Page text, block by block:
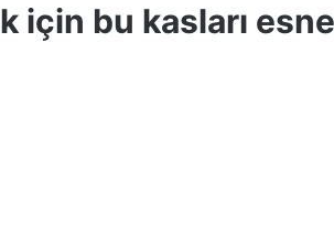
için bu kasları